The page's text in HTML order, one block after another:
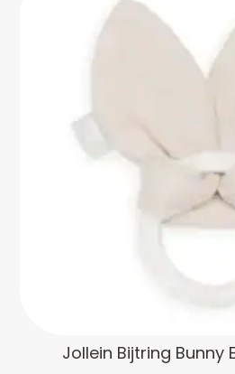
Jollein Bijtring Bunny